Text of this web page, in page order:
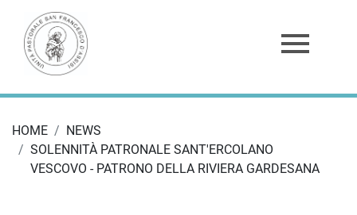
HOME
NEWS
SOLENNITÀ PATRONALE SANT'ERCOLANO
VESCOVO - PATRONO DELLA RIVIERA GARDESANA